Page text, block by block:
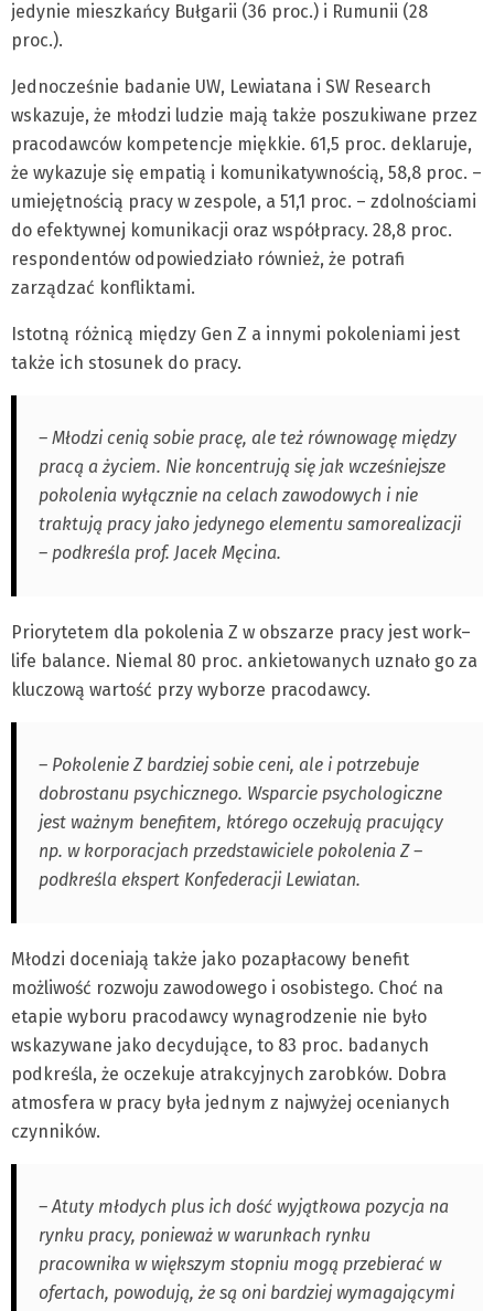
jedynie mieszkańcy Bułgarii (36 proc.) i Rumunii (28
proc.).
Jednocześnie badanie UW, Lewiatana i SW Research
wskazuje, że młodzi ludzie mają także poszukiwane przez
pracodawców kompetencje miękkie. 61,5 proc. deklaruje,
że wykazuje się empatią i komunikatywnością, 58,8 proc. –
umiejętnością pracy w zespole, a 51,1 proc. – zdolnościami
do efektywnej komunikacji oraz współpracy. 28,8 proc.
respondentów odpowiedziało również, że potrafi
zarządzać konfliktami.
Istotną różnicą między Gen Z a innymi pokoleniami jest
także ich stosunek do pracy.
– Młodzi cenią sobie pracę, ale też równowagę między
pracą a życiem. Nie koncentrują się jak wcześniejsze
pokolenia wyłącznie na celach zawodowych i nie
traktują pracy jako jedynego elementu samorealizacji
– podkreśla prof. Jacek Męcina.
Priorytetem dla pokolenia Z w obszarze pracy jest work–
life balance. Niemal 80 proc. ankietowanych uznało go za
kluczową wartość przy wyborze pracodawcy.
– Pokolenie Z bardziej sobie ceni, ale i potrzebuje
dobrostanu psychicznego. Wsparcie psychologiczne
jest ważnym benefitem, którego oczekują pracujący
np. w korporacjach przedstawiciele pokolenia Z –
podkreśla ekspert Konfederacji Lewiatan.
Młodzi doceniają także jako pozapłacowy benefit
możliwość rozwoju zawodowego i osobistego. Choć na
etapie wyboru pracodawcy wynagrodzenie nie było
wskazywane jako decydujące, to 83 proc. badanych
podkreśla, że oczekuje atrakcyjnych zarobków. Dobra
atmosfera w pracy była jednym z najwyżej ocenianych
czynników.
– Atuty młodych plus ich dość wyjątkowa pozycja na
rynku pracy, ponieważ w warunkach rynku
pracownika w większym stopniu mogą przebierać w
ofertach, powodują, że są oni bardziej wymagającymi